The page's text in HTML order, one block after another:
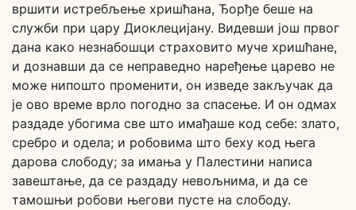
вршити истребљење хришћана, Ђорђе беше на
служби при цару Диоклецијану. Видевши још првог
дана како незнабошци страховито муче хришћане,
и дознавши да се неправедно наређење царево не
може нипошто променити, он изведе закључак да
је ово време врло погодно за спасење. И он одмах
раздаде убогима све што имађаше код себе: злато,
сребро и одела; и робовима што беху код њега
дарова слободу; за имања у Палестини написа
завештање, да се раздаду невољнима, и да се
тамошњи робови његови пусте на слободу.